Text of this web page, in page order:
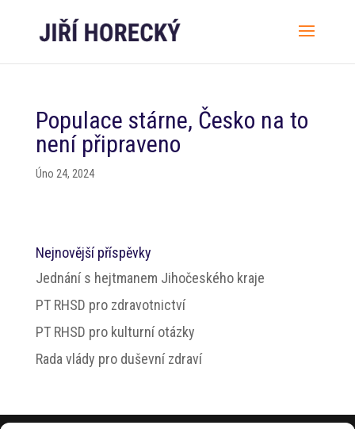
Populace stárne, Česko na to
není připraveno
Úno 24, 2024
Nejnovější příspěvky
Jednání s hejtmanem Jihočeského kraje
PT RHSD pro zdravotnictví
PT RHSD pro kulturní otázky
Rada vlády pro duševní zdraví